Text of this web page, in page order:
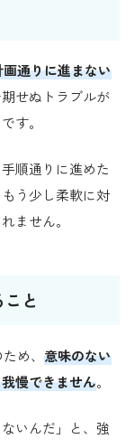
通りに進まない
せぬトラブルが
す。
順通りに進めた
う少し柔軟に対
ません。
と
め、 意味のない
慢できません。
いんだ」と、強